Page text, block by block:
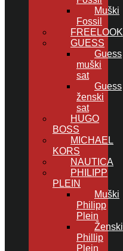
Muški
Fossil
FREELOOK
GUESS
Guess
muški
sat
Guess
ženski
sat
HUGO
BOSS
MICHAEL
KORS
NAUTICA
PHILIPP
PLEIN
Muški
Philipp
Plein
Ženski
Phillip
Plein